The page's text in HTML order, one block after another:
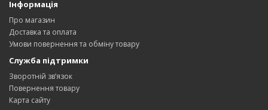
Інформація
Про магазин
Доставка та оплата
Умови повернення та обміну товару
Служба підтримки
Зворотній зв’язок
Повернення товару
Карта сайту